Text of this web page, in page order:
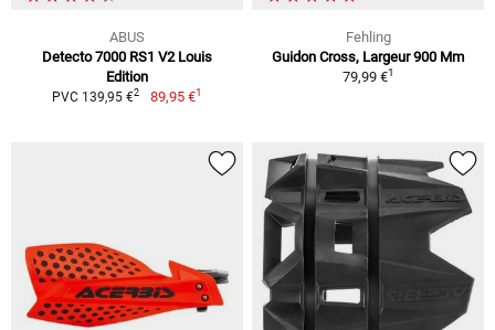
ABUS
Detecto 7000 RS1 V2 Louis
Edition
PVC 139,95 €2 89,95 €1
Fehling
Guidon Cross, Largeur 900 Mm
79,99 €1